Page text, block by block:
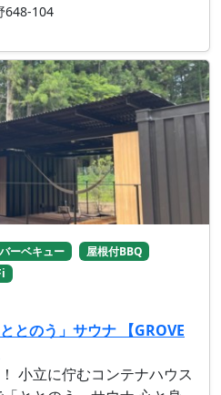
648-104
バーベキュー
屋根付BBQ
とのう」サウナ 【GROVE
小立に佇むコンテナハウス